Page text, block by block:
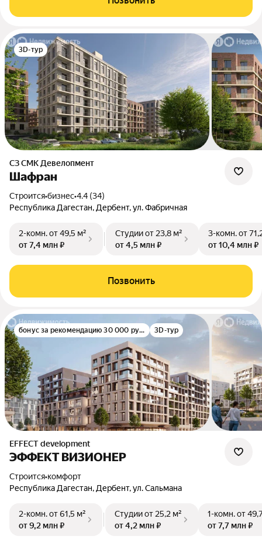
3D-тур
СЗ СМК Девелопмент
Шафран
Строится•бизнес•4.4 (34)
Республика Дагестан, Дербент, ул. Фабричная
2-комн.от 49,5 м²
от 7,4 млн ₽
Студииот 23,8 м²
от 4,5 млн ₽
3-комн.от
от 10,4 млн ₽
Позвонить
бонус за рекомендацию 30 000 руб. 3D-тур
EFFECT development
ЭФФЕКТ ВИЗИОНЕР
Строится•комфорт
Республика Дагестан, Дербент, ул. Сальмана
2-комн.от 61,5 м²
от 9,2 млн ₽
Студииот 25,2 м²
от 4,2 млн ₽
1-комн.от
от 7,7 млн ₽